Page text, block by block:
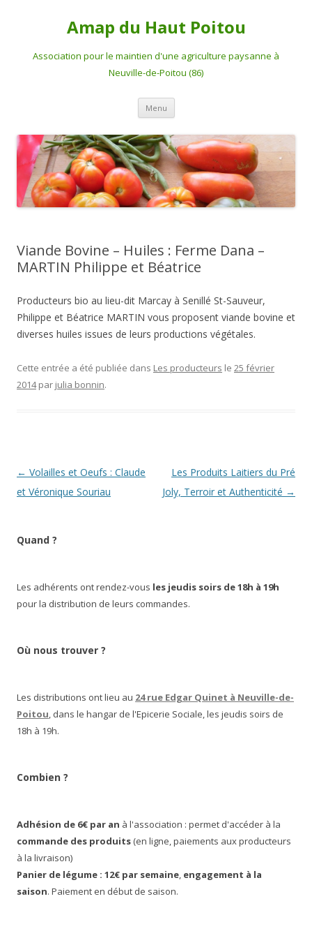
Amap du Haut Poitou
Association pour le maintien d'une agriculture paysanne à
Neuville-de-Poitou (86)
Menu Aller
contenu
Viande Bovine – Huiles : Ferme Dana –
MARTIN Philippe et Béatrice
Producteurs bio au lieu-dit Marcay à Senillé St-Sauveur,
Philippe et Béatrice MARTIN vous proposent viande bovine et
diverses huiles issues de leurs productions végétales.
Cette entrée a été publiée dans Les producteurs le 25 février
2014 par julia bonnin.
Navigation
des
← Volailles et Oeufs : Claude
et Véronique Souriau
Les Produits Laitiers du Pré
Joly, Terroir et Authenticité →
Quand ?
Les adhérents ont rendez-vous les jeudis soirs de 18h à 19h
pour la distribution de leurs commandes.
Où nous trouver ?
Les distributions ont lieu au 24 rue Edgar Quinet à Neuville-de-
Poitou, dans le hangar de l'Epicerie Sociale, les jeudis soirs de
18h à 19h.
Combien ?
Adhésion de 6€ par an à l'association : permet d'accéder à la
commande des produits (en ligne, paiements aux producteurs
à la livraison)
Panier de légume : 12€ par semaine, engagement à la
saison. Paiement en début de saison.